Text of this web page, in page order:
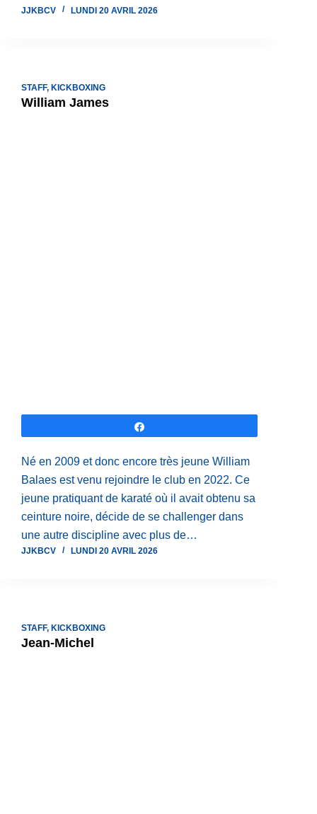
JJKBCV LUNDI 20 AVRIL 2026
STAFF, KICKBOXING
William James
Né en 2009 et donc encore très jeune William
Balaes est venu rejoindre le club en 2022. Ce
jeune pratiquant de karaté où il avait obtenu sa
ceinture noire, décide de se challenger dans
une autre discipline avec plus de…
JJKBCV LUNDI 20 AVRIL 2026
STAFF, KICKBOXING
Jean-Michel